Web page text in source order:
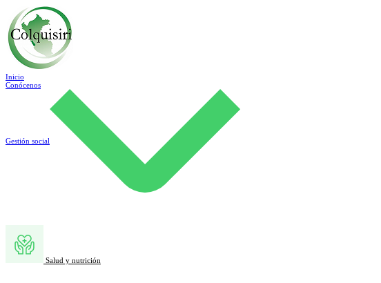
Inicio
Conócenos
Gestión social
Salud y nutrición